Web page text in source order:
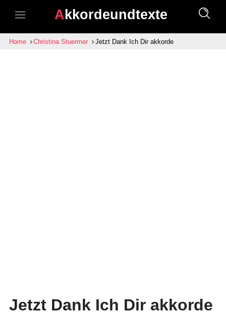
Akkordeundtexte
Home Christina Stuermer Jetzt Dank Ich Dir akkorde
Jetzt Dank Ich Dir akkorde